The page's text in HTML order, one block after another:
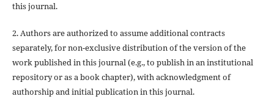
this journal.
2. Authors are authorized to assume additional contracts
separately, for non-exclusive distribution of the version of the
work published in this journal (e.g., to publish in an institutional
repository or as a book chapter), with acknowledgment of
authorship and initial publication in this journal.